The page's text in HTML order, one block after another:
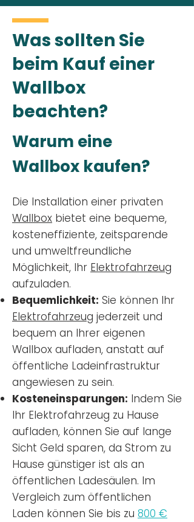
Was sollten Sie
beim Kauf einer
Wallbox
beachten?
Warum eine
Wallbox kaufen?
Die Installation einer privaten
Wallbox bietet eine bequeme,
kosteneffiziente, zeitsparende
und umweltfreundliche
Möglichkeit, Ihr Elektrofahrzeug
aufzuladen.
Bequemlichkeit: Sie können Ihr
Elektrofahrzeug jederzeit und
bequem an Ihrer eigenen
Wallbox aufladen, anstatt auf
öffentliche Ladeinfrastruktur
angewiesen zu sein.
Kosteneinsparungen: Indem Sie
Ihr Elektrofahrzeug zu Hause
aufladen, können Sie auf lange
Sicht Geld sparen, da Strom zu
Hause günstiger ist als an
öffentlichen Ladesäulen. Im
Vergleich zum öffentlichen
Laden können Sie bis zu 800 €